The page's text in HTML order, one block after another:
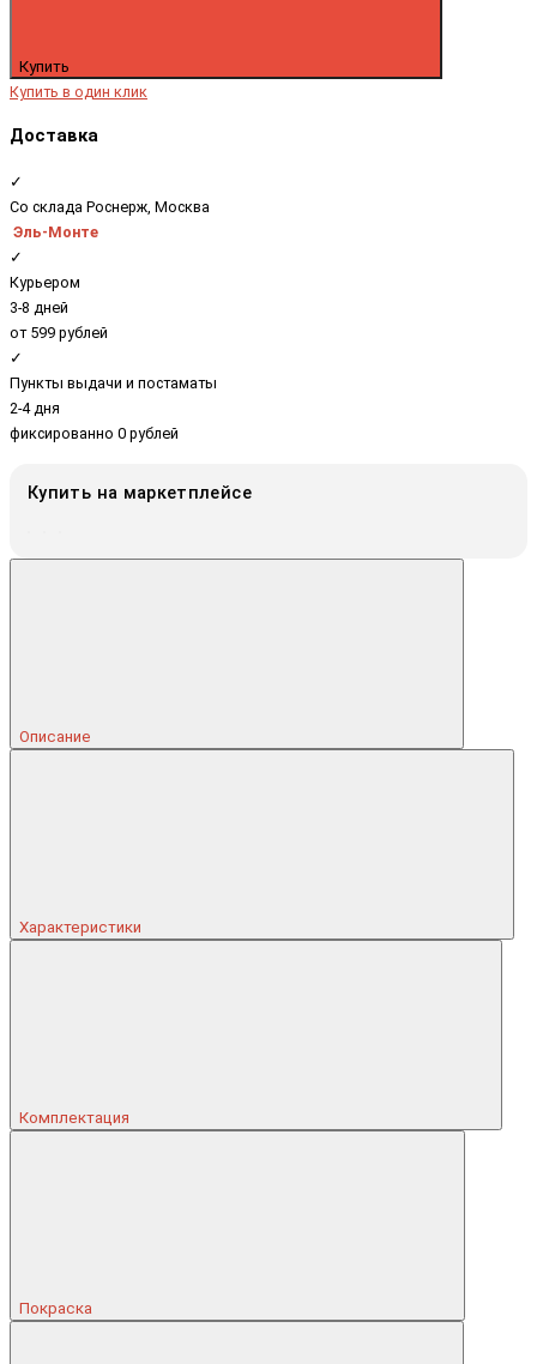
Купить
Купить в один клик
Доставка
✓
Со склада Роснерж, Москва
Эль-Монте
✓
Курьером
3-8 дней
от 599 рублей
✓
Пункты выдачи и постаматы
2-4 дня
фиксированно 0 рублей
Купить на маркетплейсе
Описание
Характеристики
Комплектация
Покраска